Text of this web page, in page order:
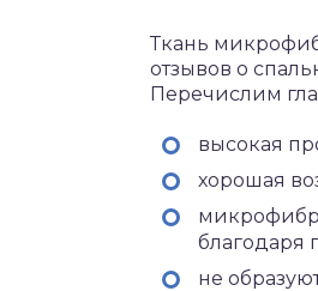
Ткань
отзывов о
Перечислим
высокая
хорошая
благодаря
не